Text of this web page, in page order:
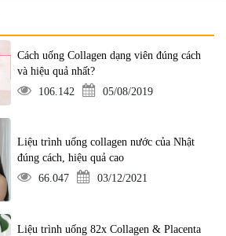
Cách uống Collagen dạng viên đúng cách
và hiệu quả nhất?
106.142
05/08/2019
Liệu trình uống collagen nước của Nhật
đúng cách, hiệu quả cao
66.047
03/12/2021
Liệu trình uống 82x Collagen & Placenta